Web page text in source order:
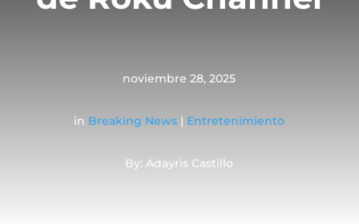
noviembre 28, 2025
in Breaking News | Entretenimiento
By: Adayris Castillo